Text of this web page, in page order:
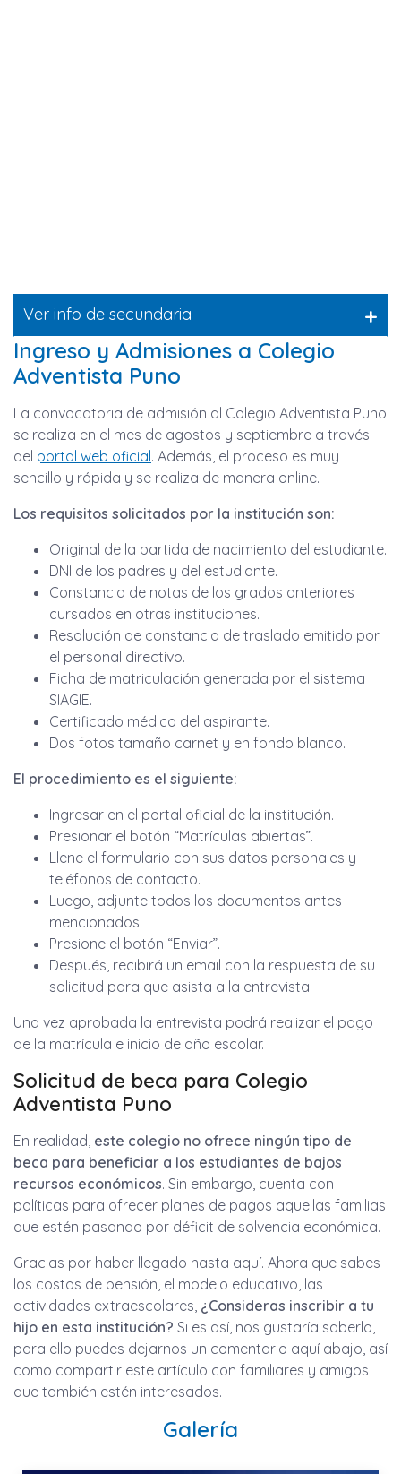
Ver info de secundaria +
Ingreso y Admisiones a Colegio
Adventista Puno
La convocatoria de admisión al Colegio Adventista Puno
se realiza en el mes de agostos y septiembre a través
del portal web oficial. Además, el proceso es muy
sencillo y rápida y se realiza de manera online.
Los requisitos solicitados por la institución son:
Original de la partida de nacimiento del estudiante.
DNI de los padres y del estudiante.
Constancia de notas de los grados anteriores
cursados en otras instituciones.
Resolución de constancia de traslado emitido por
el personal directivo.
Ficha de matriculación generada por el sistema
SIAGIE.
Certificado médico del aspirante.
Dos fotos tamaño carnet y en fondo blanco.
El procedimiento es el siguiente:
Ingresar en el portal oficial de la institución.
Presionar el botón “Matrículas abiertas”.
Llene el formulario con sus datos personales y
teléfonos de contacto.
Luego, adjunte todos los documentos antes
mencionados.
Presione el botón “Enviar”.
Después, recibirá un email con la respuesta de su
solicitud para que asista a la entrevista.
Una vez aprobada la entrevista podrá realizar el pago
de la matrícula e inicio de año escolar.
Solicitud de beca para Colegio
Adventista Puno
En realidad, este colegio no ofrece ningún tipo de
beca para beneficiar a los estudiantes de bajos
recursos económicos. Sin embargo, cuenta con
políticas para ofrecer planes de pagos aquellas familias
que estén pasando por déficit de solvencia económica.
Gracias por haber llegado hasta aquí. Ahora que sabes
los costos de pensión, el modelo educativo, las
actividades extraescolares, ¿Consideras inscribir a tu
hijo en esta institución? Si es así, nos gustaría saberlo,
para ello puedes dejarnos un comentario aquí abajo, así
como compartir este artículo con familiares y amigos
que también estén interesados.
Galería